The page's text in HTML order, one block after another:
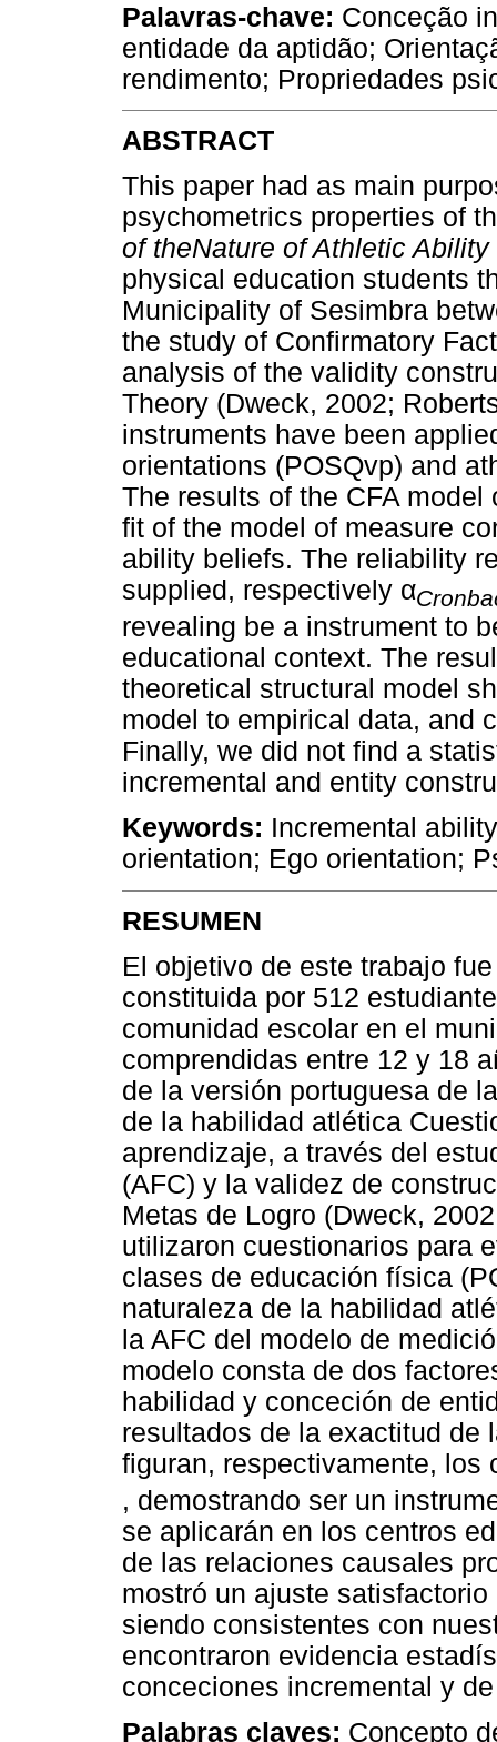
Palavras-chave: Conceção
entidade da aptidão;
rendimento; Propriedades
ABSTRACT
This paper had as main
psychometrics properties of
of theNature of Athletic
physical education students
Municipality of Sesimbra
the study of Confirmatory
analysis of the validity
Theory (Dweck, 2002;
instruments have been
orientations (POSQvp) and
The results of the CFA
fit of the model of measure
ability beliefs. The reliability
supplied, respectively α
revealing be a instrument to
educational context. The
theoretical structural model
model to empirical data, and
Finally, we did not find a
incremental and entity
Keywords: Incremental
orientation; Ego orientation;
RESUMEN
El objetivo de este trabajo
constituida por 512
comunidad escolar en el
comprendidas entre 12 y 18
de la versión portuguesa de
de la habilidad atlética
aprendizaje, a través del
(AFC) y la validez de
Metas de Logro (Dweck,
utilizaron cuestionarios para
clases de educación física
naturaleza de la habilidad
la AFC del modelo de
modelo consta de dos
habilidad y conceción de
resultados de la exactitud de
figuran, respectivamente, los
, demostrando ser un
se aplicarán en los centros
de las relaciones causales
mostró un ajuste
siendo consistentes con
encontraron evidencia
conceciones incremental y
Palabras claves: Concepto